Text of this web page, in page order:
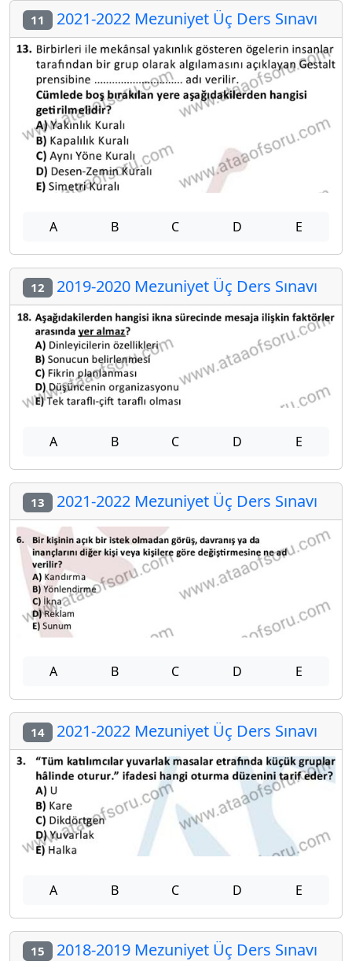
11 2021-2022 Mezuniyet Üç Ders Sınavı
A B C D E
12 2019-2020 Mezuniyet Üç Ders Sınavı
A B C D E
13 2021-2022 Mezuniyet Üç Ders Sınavı
A B C D E
14 2021-2022 Mezuniyet Üç Ders Sınavı
A B C D E
15 2018-2019 Mezuniyet Üç Ders Sınavı